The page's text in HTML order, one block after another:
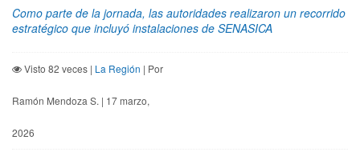
Como parte de la jornada, las autoridades realizaron un recorrido
estratégico que incluyó instalaciones de SENASICA
Visto 82 veces | La Región | Por
Ramón Mendoza S. | 17 marzo,
2026